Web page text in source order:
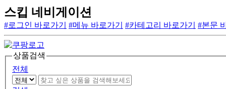
스킵 네비게이션
#로그인 바로가기 #메뉴 바로가기 #카테고리 바로가기 #본문
상품검색
전체